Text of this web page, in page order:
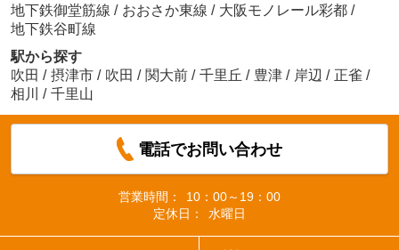
地下鉄御堂筋線 / おおさか東線 / 大阪モノレール彩都 /
地下鉄谷町線
駅から探す
吹田 / 摂津市 / 吹田 / 関大前 / 千里丘 / 豊津 / 岸辺 / 正雀 /
相川
/ 千里山
電話でお問い合わせ
営業時間：
10：00～19：00
定休日：
水曜日